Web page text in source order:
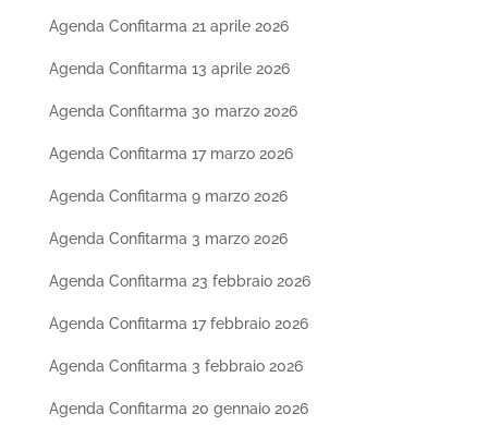
Agenda Confitarma 21 aprile 2026
Agenda Confitarma 13 aprile 2026
Agenda Confitarma 30 marzo 2026
Agenda Confitarma 17 marzo 2026
Agenda Confitarma 9 marzo 2026
Agenda Confitarma 3 marzo 2026
Agenda Confitarma 23 febbraio 2026
Agenda Confitarma 17 febbraio 2026
Agenda Confitarma 3 febbraio 2026
Agenda Confitarma 20 gennaio 2026